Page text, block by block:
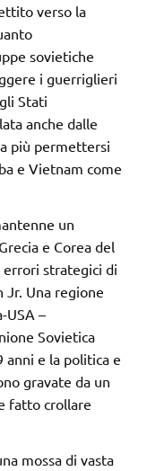
verso la
sovietiche
i guerriglieri
Stati
anche dalle
più permettersi
e Vietnam come
un
e Corea del
strategici di
Jr. Una regione
USA –
Sovietica
anni e la politica e
gravate da un
fatto crollare
mossa di vasta